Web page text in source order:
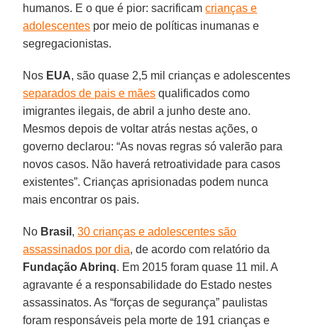
humanos. E o que é pior: sacrificamcrianças e
adolescentes por meio de políticas inumanas e
segregacionistas.
Nos EUA, são quase 2,5 mil crianças e adolescentes
separados de pais e mães qualificados como
imigrantes ilegais, de abril a junho deste ano.
Mesmos depois de voltar atrás nestas ações, o
governo declarou: “As novas regras só valerão para
novos casos. Não haverá retroatividade para casos
existentes”. Crianças aprisionadas podem nunca
mais encontrar os pais.
No Brasil ,30 crianças e adolescentes são
assassinados por dia, de acordo com relatório da
Fundação Abrinq. Em 2015 foram quase 11 mil. A
agravante é a responsabilidade do Estado nestes
assassinatos. As “forças de segurança” paulistas
foram responsáveis pela morte de 191 crianças e